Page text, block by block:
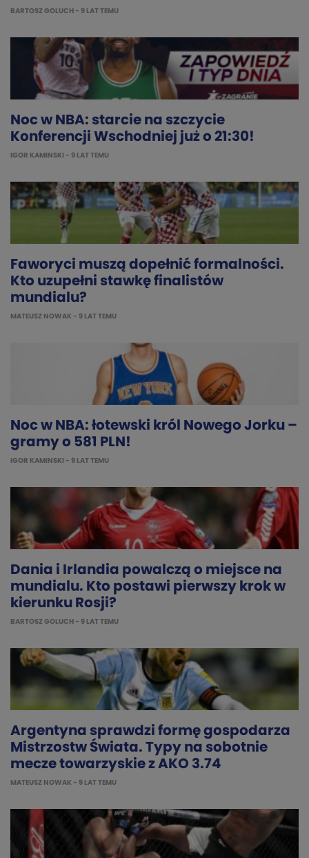
BARTOSZ GOLUCH - 9 LAT TEMU
Noc w NBA: starcie na szczycie
Konferencji Wschodniej już o 21:30!
IGOR KAMINSKI - 9 LAT TEMU
Faworyci muszą dopełnić formalności.
Kto uzupełni stawkę finalistów
mundialu?
MATEUSZ NOWAK - 9 LAT TEMU
Noc w NBA: łotewski król Nowego Jorku –
gramy o 581 PLN!
IGOR KAMINSKI - 9 LAT TEMU
Dania i Irlandia powalczą o miejsce na
mundialu. Kto postawi pierwszy krok w
kierunku Rosji?
BARTOSZ GOLUCH - 9 LAT TEMU
Argentyna sprawdzi formę gospodarza
Mistrzostw Świata. Typy na sobotnie
mecze towarzyskie z AKO 3.74
MATEUSZ NOWAK - 9 LAT TEMU